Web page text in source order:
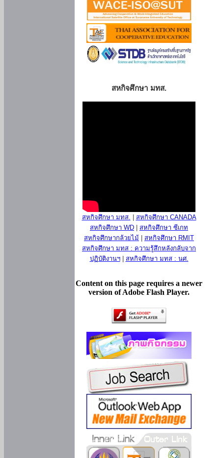
สหกิจศึกษา มทส.
สหกิจศึกษา มทส.
สหกิจศึกษา CANADA
สหกิจศึกษา WD
สหกิจศึกษา ซีเกท
สหกิจศึกษากล้วยไม้
สหกิจศึกษา RMIT
สหกิจศึกษา มทส : ความรู้สึกหลังกลับจาก
ปฏิบัติงานฯ| สหกิจศึกษา มทส : นศ.
Content on this page requires a newer
version of Adobe Flash Player.